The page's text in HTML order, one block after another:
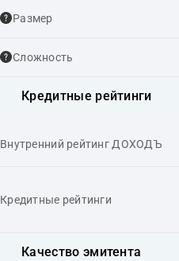
Размер
Сложность
Кредитные рейтинги
Внутренний рейтинг ДОХОДЪ
Кредитные рейтинги
Качество эмитента